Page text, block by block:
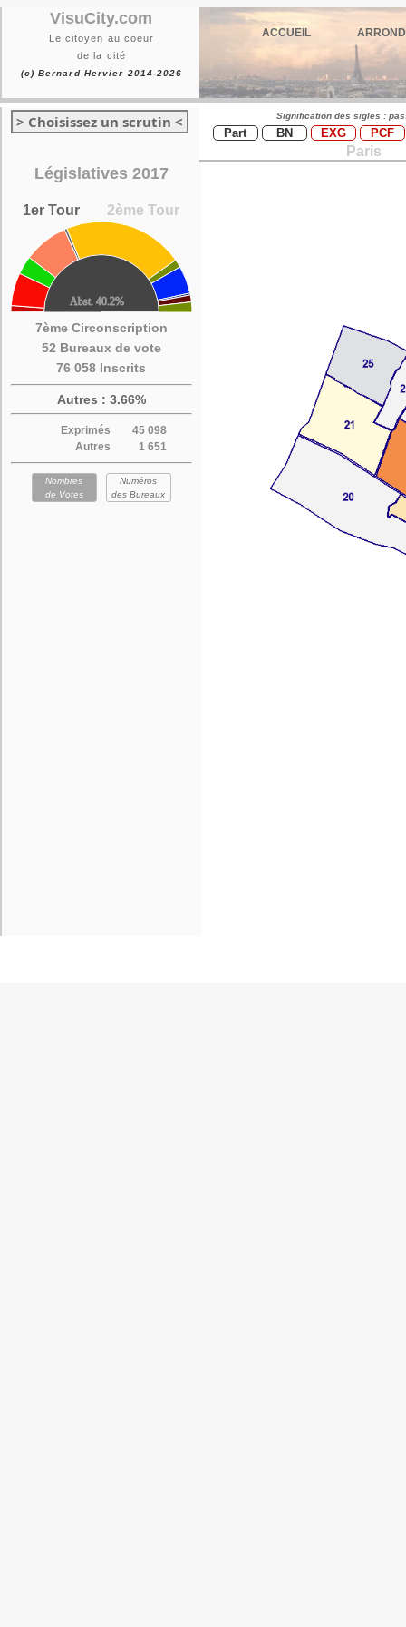
VisuCity.com
Le citoyen au coeur
de la cité
(c) Bernard Hervier 2014-2026
ACCUEIL
> Choisissez un scrutin <
Législatives 2017
1er Tour 2ème Tour
7ème Circonscription
52 Bureaux de vote
76 058 Inscrits
Autres : 3.66%
Exprimés
45 098
Autres
1 651
Nombres
de Votes
Numéros
des Bureaux
Signification des sigles :
Part BN EXG PCF
Paris